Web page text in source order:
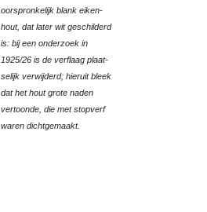
oorspronkelijk blank eiken-
hout, dat later wit geschilderd
is: bij een onderzoek in
1925/26 is de verflaag plaat-
selijk verwijderd; hieruit bleek
dat het hout grote naden
vertoonde, die met stopverf
waren dichtgemaakt.